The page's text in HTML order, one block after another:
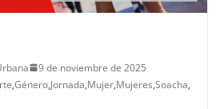
9 de noviembre de 2025
,Género,Jornada,Mujer,Mujeres,Soacha,